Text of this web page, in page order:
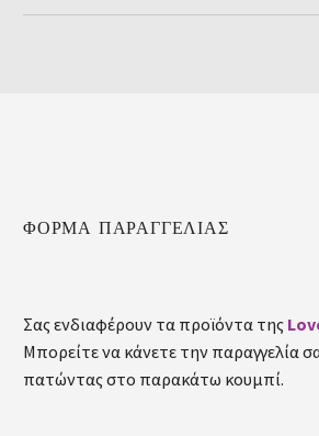
ΦΟΡΜΑ ΠΑΡΑΓΓΕΛΙΑΣ
Σας ενδιαφέρουν τα προϊόντα της
Μπορείτε να κάνετε την παραγγελία
πατώντας στο παρακάτω κουμπί.